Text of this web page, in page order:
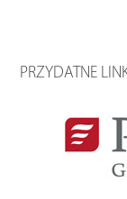
PRZYDATNE